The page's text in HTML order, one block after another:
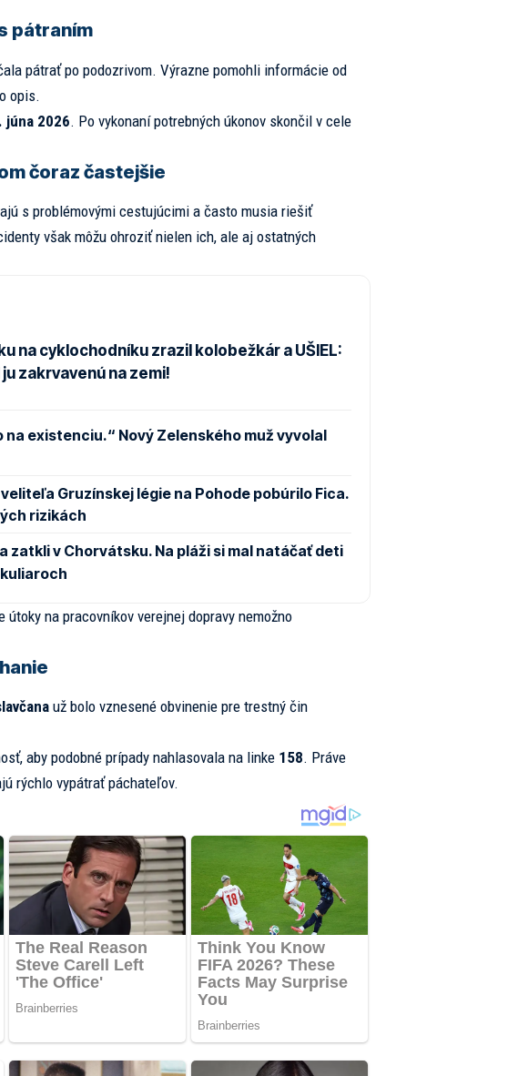
pátraním
pátrať po podozrivom. Výrazne pomohli informácie od
opis.
júna 2026. Po vykonaní potrebných úkonov skončil v cele
čoraz častejšie
s problémovými cestujúcimi a často musia riešiť
však môžu ohroziť nielen ich, ale aj ostatných
na cyklochodníku zrazil kolobežkár a UŠIEL:
zakrvavenú na zemi!
na existenciu.“ Nový Zelenského muž vyvolal
Gruzínskej légie na Pohode pobúrilo Fica.
rizikách
zatkli v Chorvátsku. Na pláži si mal natáčať deti
na pracovníkov verejnej dopravy nemožno
už bolo vznesené obvinenie pre trestný čin
aby podobné prípady nahlasovala na linke 158. Práve
rýchlo vypátrať páchateľov.